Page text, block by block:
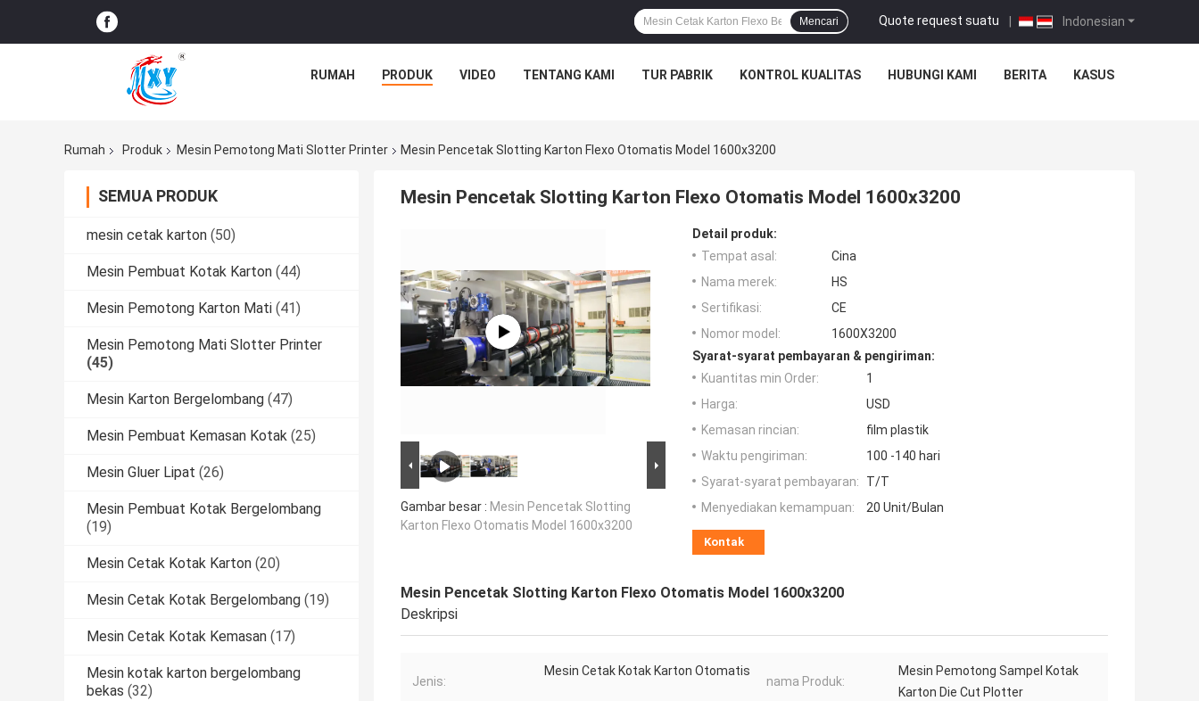
Indonesian
Quote request suatu |
Mencari
RUMAH PRODUK VIDEO TENTANG KAMI TUR PABRIK KONTROL KUALITAS HUBUNGI KAMI BERITA KASUS
Rumah Produk Mesin Pemotong Mati Slotter Printer Mesin Pencetak Slotting Karton Flexo Otomatis Model 1600x3200
SEMUA PRODUK
mesin cetak karton (50)
Mesin Pembuat Kotak Karton (44)
Mesin Pemotong Karton Mati (41)
Mesin Pemotong Mati Slotter Printer
(45)
Mesin Karton Bergelombang (47)
Mesin Pembuat Kemasan Kotak (25)
Mesin Gluer Lipat (26)
Mesin Pembuat Kotak Bergelombang
(19)
Mesin Cetak Kotak Karton (20)
Mesin Cetak Kotak Bergelombang (19)
Mesin Cetak Kotak Kemasan (17)
Mesin kotak karton bergelombang
bekas (32)
Mesin Pencetak Slotting Karton Flexo Otomatis Model 1600x3200
Gambar besar : Mesin Pencetak Slotting
Karton Flexo Otomatis Model 1600x3200
Detail produk:
Tempat asal:
Cina
Nama merek:
HS
Sertifikasi:
CE
Nomor model:
1600X3200
Syarat-syarat pembayaran & pengiriman:
Kuantitas min Order:
1
Harga:
USD
Kemasan rincian:
film plastik
Waktu pengiriman:
100 -140 hari
Syarat-syarat pembayaran:
T/T
Menyediakan kemampuan:
20 Unit/Bulan
Kontak
Mesin Pencetak Slotting Karton Flexo Otomatis Model 1600x3200
Deskripsi
Jenis:
Mesin Cetak Kotak Karton Otomatis
nama Produk:
Mesin Pemotong Sampel Kotak
Karton Die Cut Plotter